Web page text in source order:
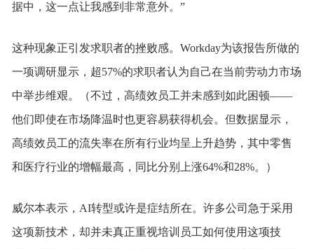
据中，这一点让我感到非常意外。”
这种现象正引发求职者的挫败感。Workday为该报告所做的
一项调研显示，超57%的求职者认为自己在当前劳动力市场
中举步维艰。（不过，高绩效员工并未感到如此困顿——
他们即使在市场降温时也更容易获得机会。但数据显示，
高绩效员工的流失率在所有行业均呈上升趋势，其中零售
和医疗行业的增幅最高，同比分别上涨64%和28%。）
威尔本表示，AI转型或许是症结所在。许多公司急于采用
这项新技术，却并未真正重视培训员工如何使用这项技